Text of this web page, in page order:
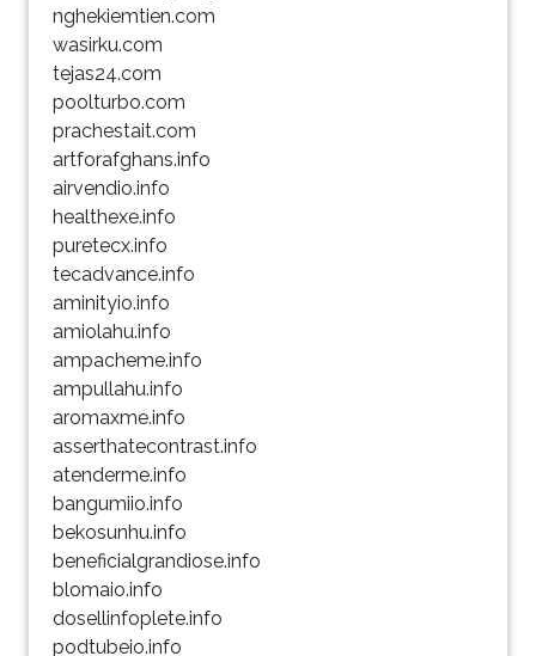
nghekiemtien.com
wasirku.com
tejas24.com
poolturbo.com
prachestait.com
artforafghans.info
airvendio.info
healthexe.info
puretecx.info
tecadvance.info
aminityio.info
amiolahu.info
ampacheme.info
ampullahu.info
aromaxme.info
asserthatecontrast.info
atenderme.info
bangumiio.info
bekosunhu.info
beneficialgrandiose.info
blomaio.info
dosellinfoplete.info
podtubeio.info